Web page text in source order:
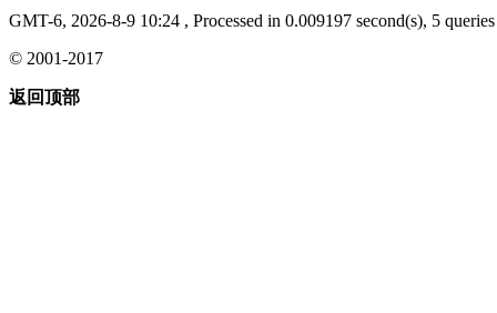
GMT-6, 2026-8-9 10:24 , Processed in 0.009197 second(s), 5
© 2001-2017
返回顶部